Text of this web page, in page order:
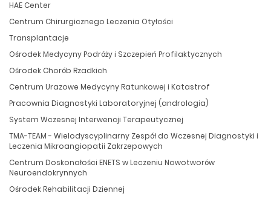
HAE Center
Centrum Chirurgicznego Leczenia Otyłości
Transplantacje
Ośrodek Medycyny Podróży i Szczepień Profilaktycznych
Ośrodek Chorób Rzadkich
Centrum Urazowe Medycyny Ratunkowej i Katastrof
Pracownia Diagnostyki Laboratoryjnej (andrologia)
System Wczesnej Interwencji Terapeutycznej
TMA-TEAM - Wielodyscyplinarny Zespół do Wczesnej Diagnostyki i
Leczenia Mikroangiopatii Zakrzepowych
Centrum Doskonałości ENETS w Leczeniu Nowotworów
Neuroendokrynnych
Ośrodek Rehabilitacji Dziennej